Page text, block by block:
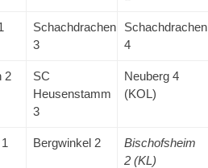
Schachdrachen
3
Schachdrachen
4
2
SC
Heusenstamm
3
Neuberg 4
(KOL)
Bergwinkel 2
Bischofsheim
2 (KL)